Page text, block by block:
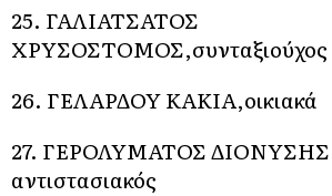
25. ΓΑΛΙΑΤΣΑΤΟΣ
ΧΡΥΣΟΣΤΟΜΟΣ,συνταξιούχος
26. ΓΕΛΑΡΔΟΥ ΚΑΚΙΑ,οικιακά
27. ΓΕΡΟΛΥΜΑΤΟΣ
αντιστασιακός